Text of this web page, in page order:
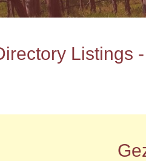
Listings